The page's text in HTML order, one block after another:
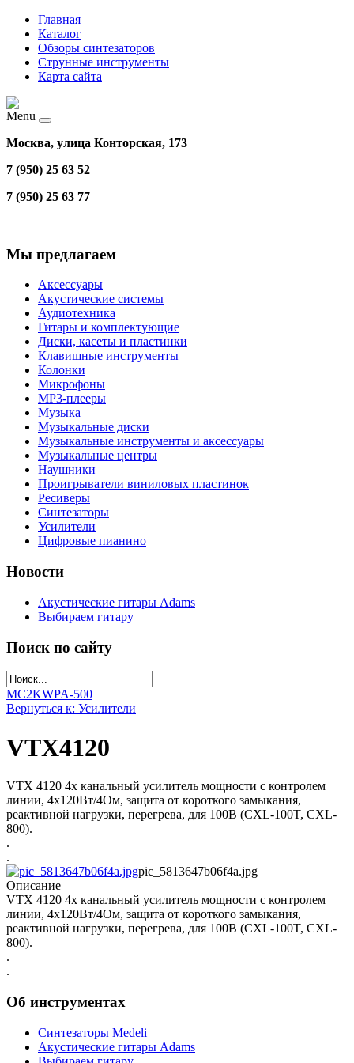
Главная
Каталог
Обзоры синтезаторов
Струнные инструменты
Карта сайта
Menu
Москва, улица Конторская, 173
7 (950) 25 63 52
7 (950) 25 63 77
Мы предлагаем
Аксессуары
Акустические системы
Аудиотехника
Гитары и комплектующие
Диски, касеты и пластинки
Клавишные инструменты
Колонки
Микрофоны
МР3-плееры
Музыка
Музыкальные диски
Музыкальные инструменты и аксессуары
Музыкальные центры
Наушники
Проигрыватели виниловых пластинок
Ресиверы
Синтезаторы
Усилители
Цифровые пианино
Новости
Акустические гитары Adams
Выбираем гитару
Поиск по сайту
MC2KWPA-500
Вернуться к: Усилители
VTX4120
VTX 4120 4х канальный усилитель мощности с контролем
линии, 4х120Вт/4Ом, защита от короткого замыкания,
реактивной нагрузки, перегрева, для 100В (CXL-100T, CXL-
800).
.
.
pic_5813647b06f4a.jpg
Описание
VTX 4120 4х канальный усилитель мощности с контролем
линии, 4х120Вт/4Ом, защита от короткого замыкания,
реактивной нагрузки, перегрева, для 100В (CXL-100T, CXL-
800).
.
.
Об инструментах
Синтезаторы Мedeli
Акустические гитары Adams